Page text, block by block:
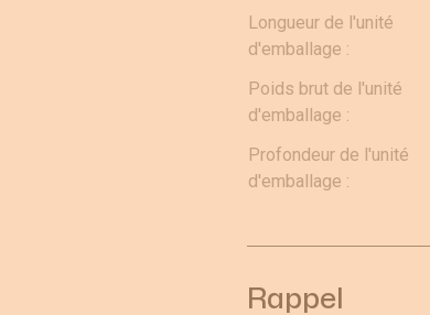
Longueur de l'unité
d'emballage :
Poids brut de l'unité
d'emballage :
Profondeur de l'unité
d'emballage :
Rappel